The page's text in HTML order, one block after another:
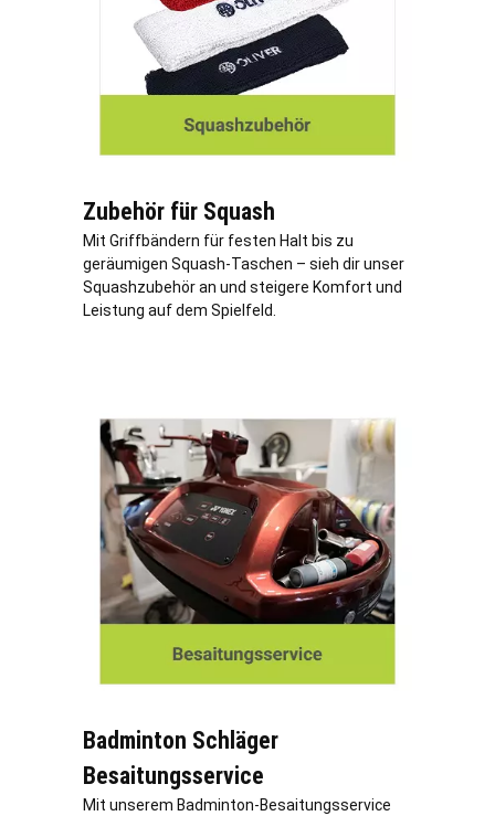
Zubehör für Squash
Mit Griffbändern für festen Halt bis zu
geräumigen Squash-Taschen – sieh dir unser
Squashzubehör an und steigere Komfort und
Leistung auf dem Spielfeld.
Badminton Schläger
Besaitungsservice
Mit unserem Badminton-Besaitungsservice